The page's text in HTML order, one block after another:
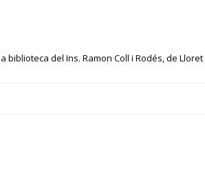
del Ins. Ramon Coll i Rodés, de